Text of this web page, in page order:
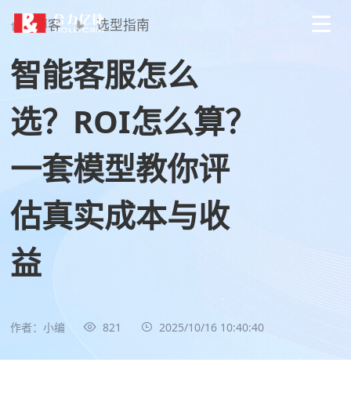
博客 选型指南
智能客服怎么
选？ROI怎么算？
一套模型教你评
估真实成本与收
益
作者：小编 821 2025/10/16 10:40:40